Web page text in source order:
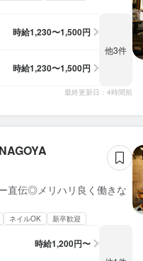
時給1,230〜1,500円
時給1,230〜1,500円
他3件
最終更新日：4時間前
直伝◎メリハリ良く働きな
ネイルOK 新卒歓迎
時給1,200円〜